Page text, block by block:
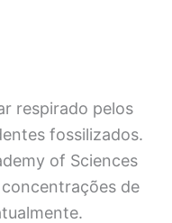
respirado pelos
fossilizados.
of Sciences
de